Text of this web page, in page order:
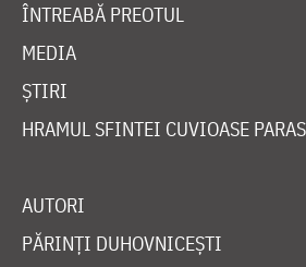
ÎNTREABĂ PREOTUL
MEDIA
ȘTIRI
HRAMUL SFINTEI CUVIOASE
AUTORI
PĂRINȚI DUHOVNICEȘTI